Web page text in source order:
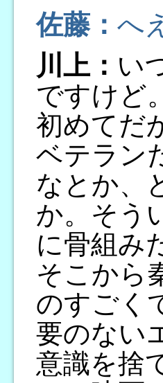
佐藤： へ
川上： い
ですけど
初めてだ
ベテラン
なとか、
か。そう
に骨組み
そこから
のすごく
要のない
意識を捨